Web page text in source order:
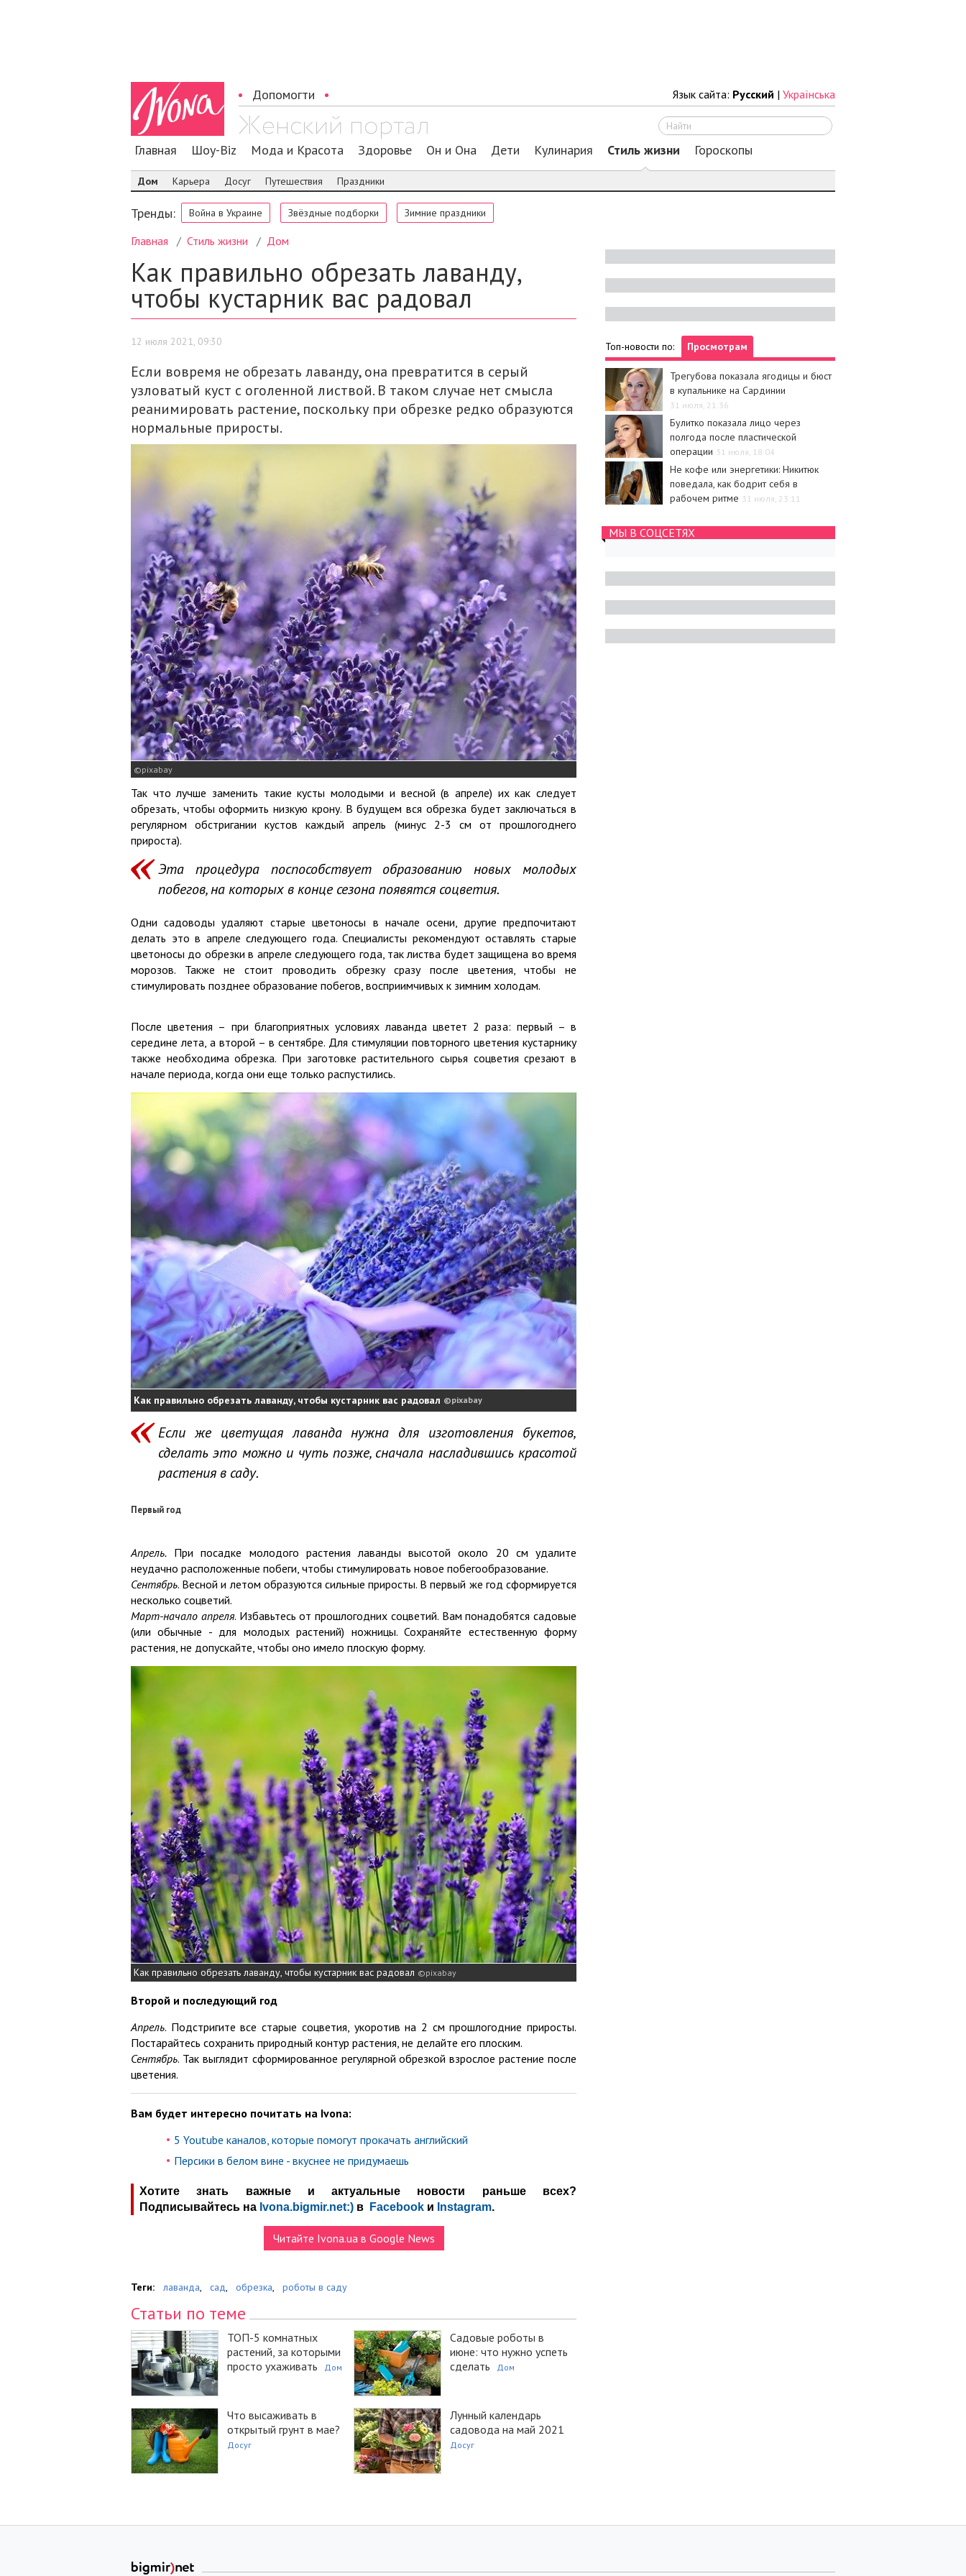
Допомогти Язык сайта: Русский | Українська
Главная Шоу-Biz Мода и Красота Здоровье Он и Она Дети Кулинария Стиль жизни Гороскопы
Дом Карьера Досуг Путешествия Праздники
Тренды: Война в Украине Звёздные подборки Зимние праздники
Главная Стиль жизни Дом
Как правильно обрезать лаванду,
чтобы кустарник вас радовал
12 июля 2021, 09:30
Если вовремя не обрезать лаванду, она превратится в серый
узловатый куст с оголенной листвой. В таком случае нет смысла
реанимировать растение, поскольку при обрезке редко образуются
нормальные приросты.
pixabay
Так что лучше заменить такие кусты молодыми и весной (в апреле) их как следует
обрезать, чтобы оформить низкую крону. В будущем вся обрезка будет заключаться в
регулярном обстригании кустов каждый апрель (минус 2-3 см от прошлогоднего
прироста).
Эта процедура поспособствует образованию новых молодых
побегов, на которых в конце сезона появятся соцветия.
Одни садоводы удаляют старые цветоносы в начале осени, другие предпочитают
делать это в апреле следующего года. Специалисты рекомендуют оставлять старые
цветоносы до обрезки в апреле следующего года, так листва будет защищена во время
морозов. Также не стоит проводить обрезку сразу после цветения, чтобы не
стимулировать позднее образование побегов, восприимчивых к зимним холодам.
После цветения – при благоприятных условиях лаванда цветет 2 раза: первый – в
середине лета, а второй – в сентябре. Для стимуляции повторного цветения кустарнику
также необходима обрезка. При заготовке растительного сырья соцветия срезают в
начале периода, когда они еще только распустились.
Как правильно обрезать лаванду, чтобы кустарник вас радовал pixabay
Если же цветущая лаванда нужна для изготовления букетов,
сделать это можно и чуть позже, сначала насладившись красотой
растения в саду.
Первый год
Апрель. При посадке молодого растения лаванды высотой около 20 см удалите
неудачно расположенные побеги, чтобы стимулировать новое побегообразование.
Сентябрь. Весной и летом образуются сильные приросты. В первый же год сформируется
несколько соцветий.
Март-начало апреля. Избавьтесь от прошлогодних соцветий. Вам понадобятся садовые
(или обычные - для молодых растений) ножницы. Сохраняйте естественную форму
растения, не допускайте, чтобы оно имело плоскую форму.
Как правильно обрезать лаванду, чтобы кустарник вас радовал pixabay
Второй и последующий год
Апрель. Подстригите все старые соцветия, укоротив на 2 см прошлогодние приросты.
Постарайтесь сохранить природный контур растения, не делайте его плоским.
Сентябрь. Так выглядит сформированное регулярной обрезкой взрослое растение после
цветения.
Вам будет интересно почитать на Ivona:
5 Youtube каналов, которые помогут прокачать английский
Персики в белом вине - вкуснее не придумаешь
Хотите знать важные и актуальные новости раньше всех?
Подписывайтесь на Ivona.bigmir.net:) в Facebook и Instagram.
Читайте Ivona.ua в Google News
Теги: лаванда, сад, обрезка, роботы в саду
Статьи по теме
ТОП-5 комнатных
растений, за которыми
просто ухаживать
Дом
Садовые роботы в
июне: что нужно успеть
сделать
Дом
Что высаживать в
открытый грунт в мае?
Досуг
Лунный календарь
садовода на май 2021
Досуг
Топ-новости по: Просмотрам
Трегубова показала ягодицы и бюст
в купальнике на Сардинии
31 июля, 21:36
Булитко показала лицо через
полгода после пластической
операции 31 июля, 18:04
Не кофе или энергетики: Никитюк
поведала, как бодрит себя в
рабочем ритме 31 июля, 23:11
МЫ В СОЦСЕТЯХ